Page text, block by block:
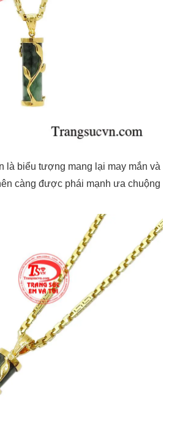
là biểu tượng mang lại may mắn và
càng được phái mạnh ưa chuộng